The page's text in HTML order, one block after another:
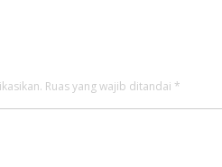
Ruas yang wajib ditandai *